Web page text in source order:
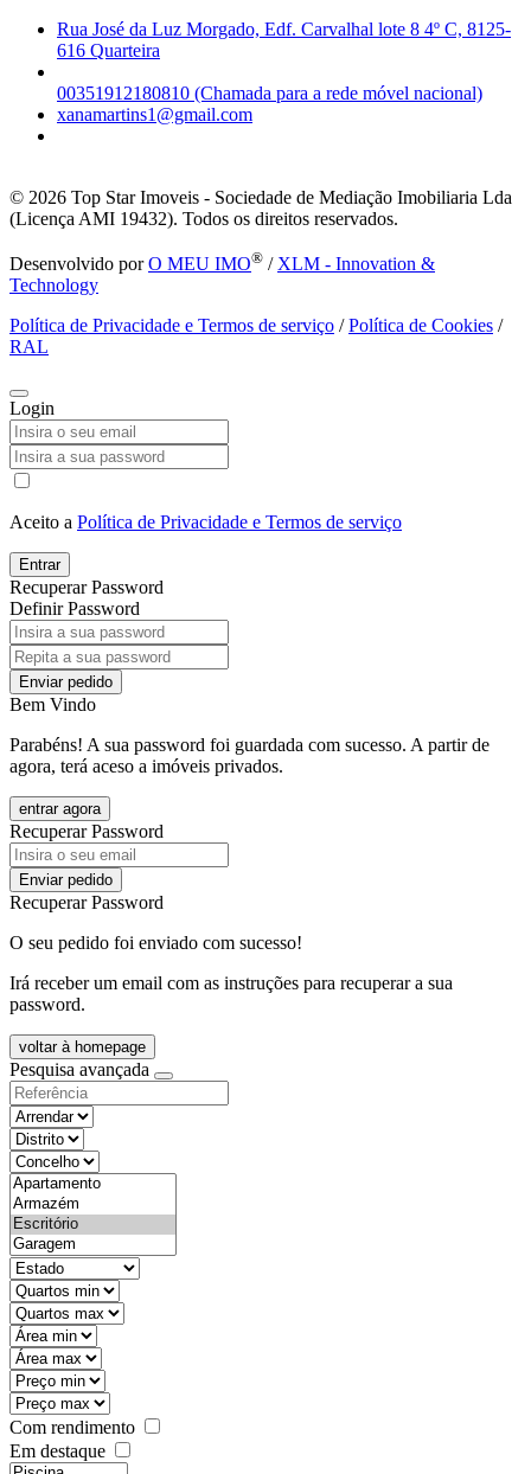
Rua José da Luz Morgado, Edf. Carvalhal lote 8 4º C, 8125-
616 Quarteira
00351912180810 (Chamada para a rede móvel nacional)
xanamartins1@gmail.com
© 2026 Top Star Imoveis - Sociedade de Mediação Imobiliaria Lda
(Licença AMI 19432). Todos os direitos reservados.
Desenvolvido porO MEU IMO® / XLM - Innovation &
Technology
Política de Privacidade e Termos de serviço /Política de Cookies /
RAL
Login
Aceito a Política de Privacidade e Termos de serviço
Entrar
Recuperar Password
Definir Password
Enviar pedido
Bem Vindo
Parabéns! A sua password foi guardada com sucesso. A partir de
agora, terá aceso a imóveis privados.
entrar agora
Recuperar Password
Enviar pedido
Recuperar Password
O seu pedido foi enviado com sucesso!
Irá receber um email com as instruções para recuperar a sua
password.
voltar à homepage
Pesquisa avançada
objective
districtId
countyId
types
state
mintypo
maxtypo
minarea
maxarea
minprice
maxprice
Com rendimento
Em destaque